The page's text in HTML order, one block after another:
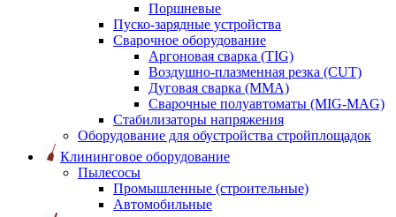
Поршневые
Пуско-зарядные устройства
Сварочное оборудование
Аргоновая сварка (TIG)
Воздушно-плазменная резка (CUT)
Дуговая сварка (ММА)
Сварочные полуавтоматы (MIG-MAG)
Стабилизаторы напряжения
Оборудование для обустройства стройплощадок
Клининговое оборудование
Пылесосы
Промышленные (строительные)
Автомобильные